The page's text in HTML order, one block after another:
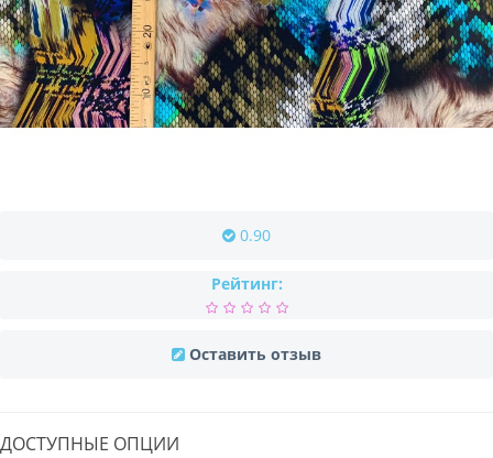
0.90
Рейтинг:
Оставить отзыв
ДОСТУПНЫЕ ОПЦИИ